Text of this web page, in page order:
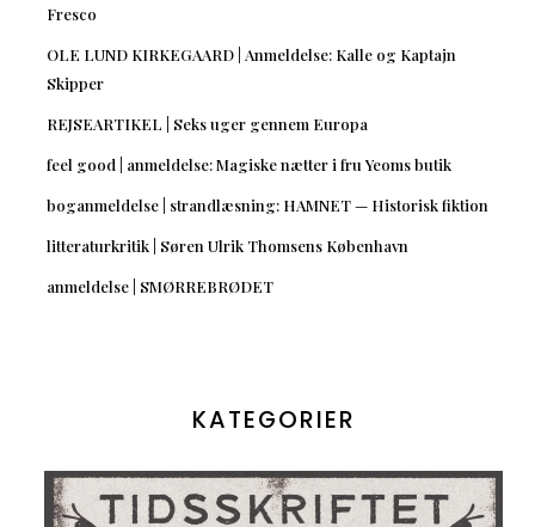
Fresco
OLE LUND KIRKEGAARD | Anmeldelse: Kalle og Kaptajn
Skipper
REJSEARTIKEL | Seks uger gennem Europa
feel good | anmeldelse: Magiske nætter i fru Yeoms butik
boganmeldelse | strandlæsning: HAMNET — Historisk fiktion
litteraturkritik | Søren Ulrik Thomsens København
anmeldelse | SMØRREBRØDET
KATEGORIER